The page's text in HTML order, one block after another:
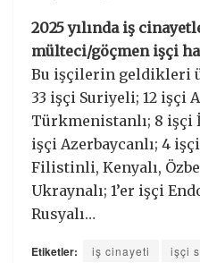
2025 yılında iş
mülteci/göçmen işçi
Bu işçilerin geldikleri
33 işçi Suriyeli; 12 işçi
Türkmenistanlı; 8 işçi
işçi Azerbaycanlı; 4
Filistinli, Kenyalı,
Ukraynalı; 1’er işçi
Rusyalı…
Etiketler: iş cinayeti işçi